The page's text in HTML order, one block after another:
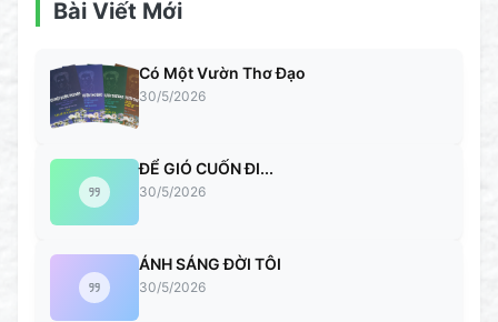
Bài Viết Mới
Có Một Vườn Thơ Đạo
30/5/2026
ĐỂ GIÓ CUỐN ĐI...
30/5/2026
ÁNH SÁNG ĐỜI TÔI
30/5/2026